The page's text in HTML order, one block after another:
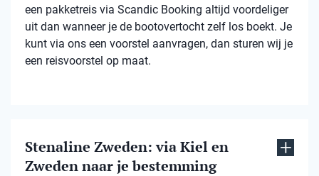
een pakketreis via Scandic Booking altijd voordeliger
uit dan wanneer je de bootovertocht zelf los boekt. Je
kunt via ons een voorstel aanvragen, dan sturen wij je
een reisvoorstel op maat.
Stenaline Zweden: via Kiel en
Zweden naar je bestemming